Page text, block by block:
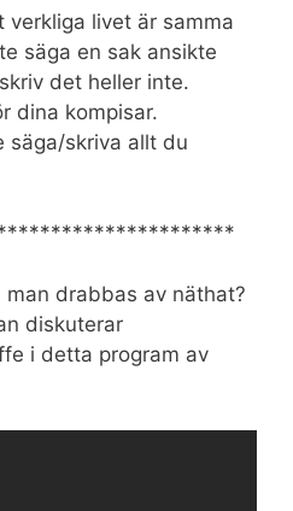
verkliga livet är samma
säga en sak ansikte
det heller inte.
dina kompisar.
säga/skriva allt du
drabbas av näthat?
diskuterar
i detta program av